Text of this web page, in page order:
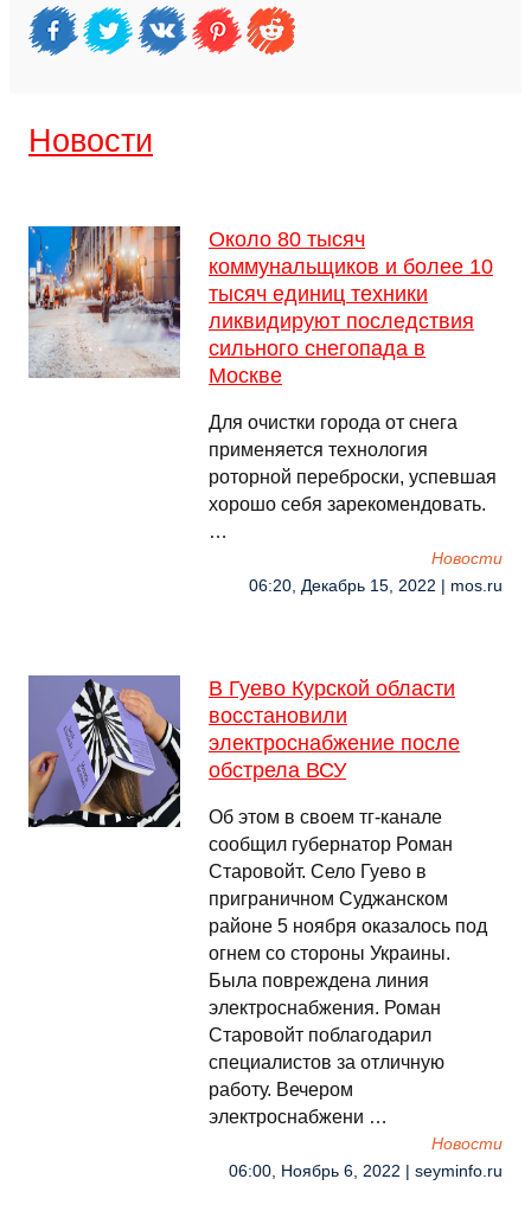
Новости
Около 80 тысяч
коммунальщиков и более 10
тысяч единиц техники
ликвидируют последствия
сильного снегопада в
Москве
Для очистки города от снега
применяется технология
роторной переброски, успевшая
хорошо себя зарекомендовать.
…
Новости
06:20, Декабрь 15, 2022 | mos.ru
В Гуево Курской области
восстановили
электроснабжение после
обстрела ВСУ
Об этом в своем тг-канале
сообщил губернатор Роман
Старовойт. Село Гуево в
приграничном Суджанском
районе 5 ноября оказалось под
огнем со стороны Украины.
Была повреждена линия
электроснабжения. Роман
Старовойт поблагодарил
специалистов за отличную
работу. Вечером
электроснабжени …
Новости
06:00, Ноябрь 6, 2022 | seyminfo.ru